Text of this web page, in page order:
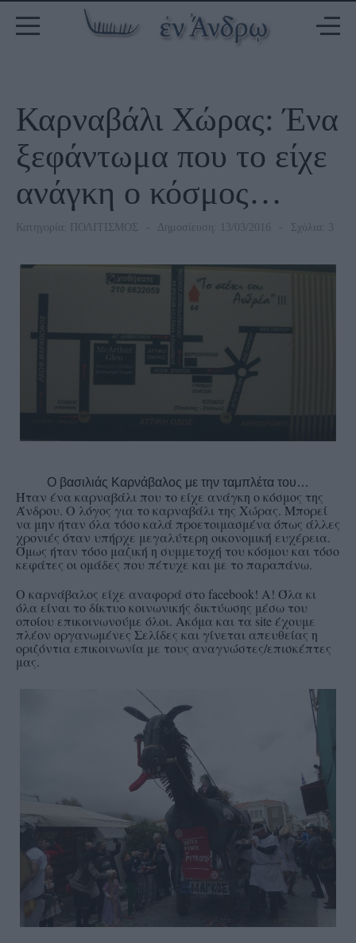
Καρναβάλι Χώρας: Ένα
ξεφάντωμα που το είχε
ανάγκη ο κόσμος…
Κατηγορία: ΠΟΛΙΤΙΣΜΟΣ Δημοσίευση: 13/03/2016 Σχόλια: 3
Ο βασιλιάς Καρνάβαλος με την ταμπλέτα του…
Ήταν ένα καρναβάλι που το είχε ανάγκη ο κόσμος της
Άνδρου. Ο λόγος για το καρναβάλι της Χώρας. Μπορεί
να μην ήταν όλα τόσο καλά προετοιμασμένα όπως άλλες
χρονιές όταν υπήρχε μεγαλύτερη οικονομική ευχέρεια.
Όμως ήταν τόσο μαζική η συμμετοχή του κόσμου και τόσο
κεφάτες οι ομάδες που πέτυχε και με το παραπάνω.
Ο καρνάβαλος είχε αναφορά στο facebook! Α! Όλα κι
όλα είναι το δίκτυο κοινωνικής δικτύωσης μέσω του
οποίου επικοινωνούμε όλοι. Ακόμα και τα site έχουμε
πλέον οργανωμένες Σελίδες και γίνεται απευθείας η
οριζόντια επικοινωνία με τους αναγνώστες/επισκέπτες
μας.